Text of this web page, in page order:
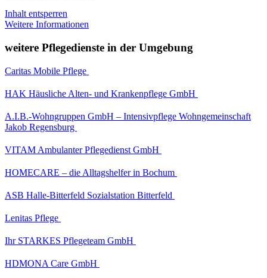
Inhalt entsperren
Weitere Informationen
weitere Pflegedienste in der Umgebung
Caritas Mobile Pflege
HAK Häusliche Alten- und Krankenpflege GmbH
A.I.B.-Wohngruppen GmbH – Intensivpflege Wohngemeinschaft
Jakob Regensburg
VITAM Ambulanter Pflegedienst GmbH
HOMECARE – die Alltagshelfer in Bochum
ASB Halle-Bitterfeld Sozialstation Bitterfeld
Lenitas Pflege
Ihr STARKES Pflegeteam GmbH
HDMONA Care GmbH